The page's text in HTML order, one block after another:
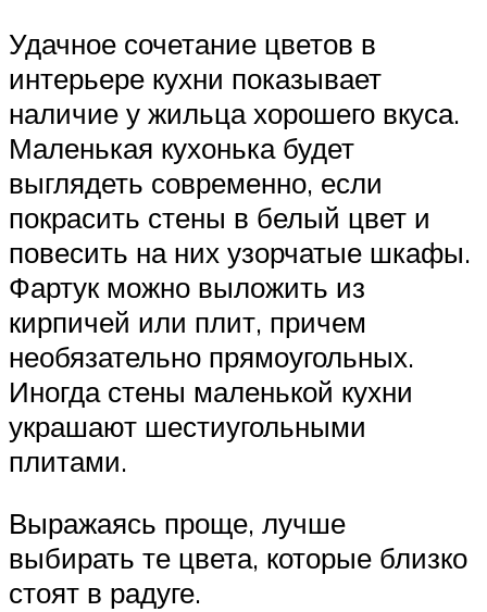
Удачное сочетание цветов в
интерьере кухни показывает
наличие у жильца хорошего вкуса.
Маленькая кухонька будет
выглядеть современно, если
покрасить стены в белый цвет и
повесить на них узорчатые шкафы.
Фартук можно выложить из
кирпичей или плит, причем
необязательно прямоугольных.
Иногда стены маленькой кухни
украшают шестиугольными
плитами.
Выражаясь проще, лучше
выбирать те цвета, которые близко
стоят в радуге.